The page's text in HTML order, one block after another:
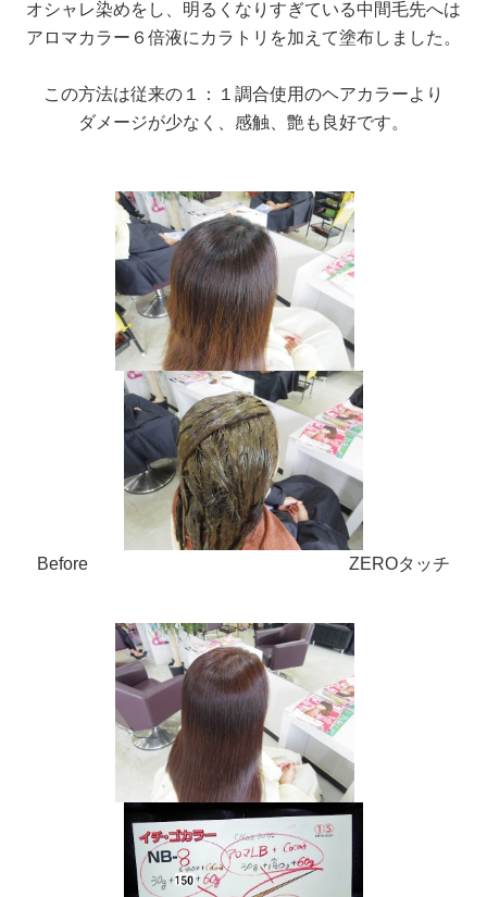
オシャレ染めをし、明るくなりすぎている中間毛先へは
アロマカラー６倍液にカラトリを加えて塗布しました。
この方法は従来の１：１調合使用のヘアカラーより
ダメージが少なく、感触、艶も良好です。
Before ZEROタッチ